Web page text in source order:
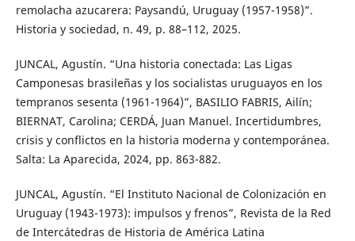
remolacha azucarera: Paysandú, Uruguay (1957-1958)”.
Historia y sociedad, n. 49, p. 88–112, 2025.
JUNCAL, Agustín. “Una historia conectada: Las Ligas
Camponesas brasileñas y los socialistas uruguayos en los
tempranos sesenta (1961-1964)”, BASILIO FABRIS, Ailín;
BIERNAT, Carolina; CERDÁ, Juan Manuel. Incertidumbres,
crisis y conflictos en la historia moderna y contemporánea.
Salta: La Aparecida, 2024, pp. 863-882.
JUNCAL, Agustín. “El Instituto Nacional de Colonización en
Uruguay (1943-1973): impulsos y frenos”, Revista de la Red
de Intercátedras de Historia de América Latina